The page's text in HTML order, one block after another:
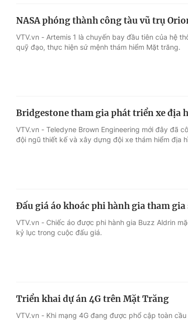
NASA phóng thành công tàu vũ trụ
VTV.vn - Artemis 1 là chuyến bay đầu tiên của hệ
quỹ đạo, thực hiện sứ mệnh thám hiểm Mặt trăng.
Bridgestone tham gia phát triển xe địa
VTV.vn - Teledyne Brown Engineering mới đây đã
đội ngũ thiết kế và xây dựng đội xe thám hiểm địa
Đấu giá áo khoác phi hành gia tham
VTV.vn - Chiếc áo được phi hành gia Buzz Aldrin
kỷ lục trong cuộc đấu giá.
Triển khai dự án 4G trên Mặt Trăng
VTV.vn - Khi mạng 4G đang được phổ cập toàn